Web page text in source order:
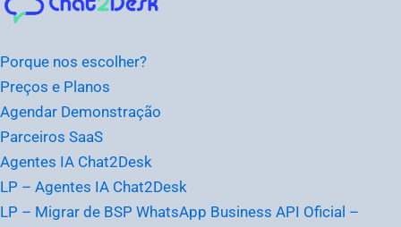
Porque nos escolher?
Preços e Planos
Agendar Demonstração
Parceiros SaaS
Agentes IA Chat2Desk
LP – Agentes IA Chat2Desk
LP – Migrar de BSP WhatsApp Business API Oficial –